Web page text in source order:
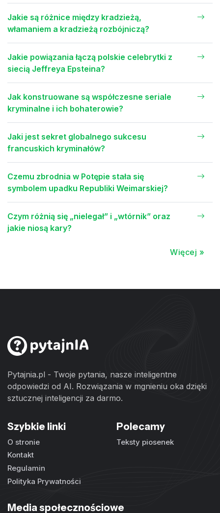
Jakie są różnice między kradzieżą,
włamaniem a kradzieżą rozbójniczą?
Jakie powiązania łączą polskie celebrytki z
siecią Jeffreya Epsteina?
Jak konstruowane są współczesne seriale
kryminalne i ich bohaterowie?
Jaki jest sekret globalnego sukcesu
francuskich kryminałów?
Czemu zbrodnia w Potępie stała się
symbolem upadku Republiki Weimarskiej?
Czym różnią się „nielegał” i „wtórnik” oraz
jakie niosą kary?
Więcej »
Pytajnia.pl - Twoje pytania, nasze inteligentne
odpowiedzi od AI. Rozwiązania w mgnieniu oka dzięki
sztucznej inteligencji za darmo.
Szybkie linki
O stronie
Kontakt
Regulamin
Polityka Prywatności
Polecamy
Teksty piosenek
Media społecznościowe